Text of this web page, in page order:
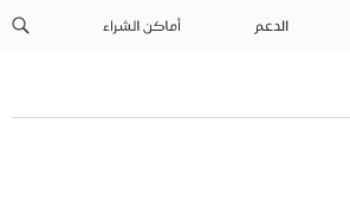
الدعم أماكن الشراء